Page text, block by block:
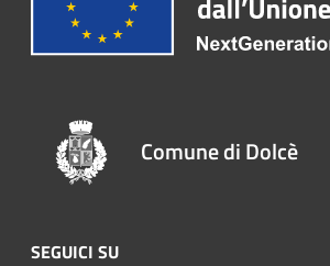
Comune di Dolcè
SEGUICI SU